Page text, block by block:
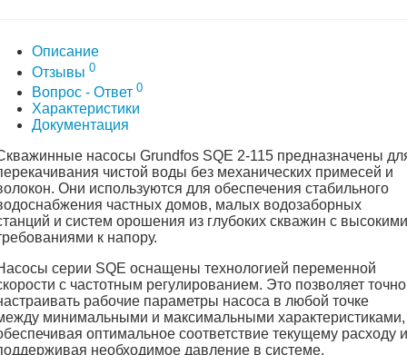
Описание
Отзывы 0
Вопрос - Ответ 0
Характеристики
Документация
насосы Grundfos SQE 2-115 предназначены
чистой воды без механических примесей и
Они используются для обеспечения стабильного
частных домов, малых водозаборных
и систем орошения из глубоких скважин с высокими
к напору.
серии SQE оснащены технологией переменной
с частотным регулированием. Это позволяет точно
рабочие параметры насоса в любой точке
минимальными и максимальными характеристиками,
оптимальное соответствие текущему расходу и
необходимое давление в системе.